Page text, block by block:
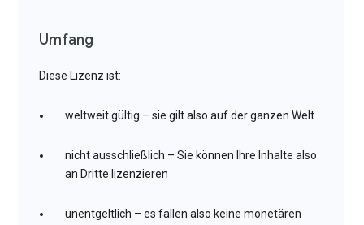
Umfang
Diese Lizenz ist:
weltweit gültig – sie gilt also auf der ganzen Welt
nicht ausschließlich – Sie können Ihre Inhalte also
an Dritte lizenzieren
unentgeltlich – es fallen also keine monetären